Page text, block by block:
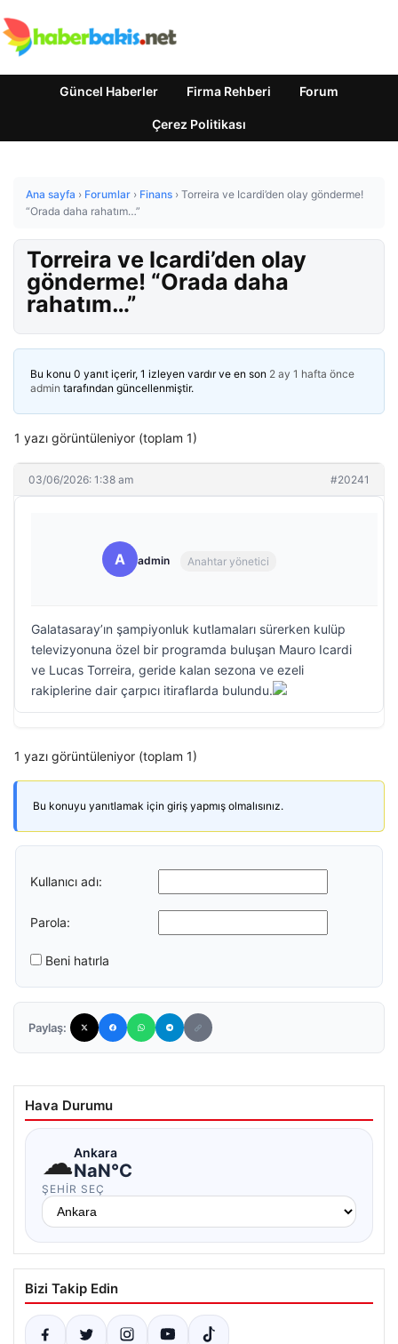
Güncel Haberler Firma Rehberi Forum
Çerez Politikası
Ana sayfa › Forumlar › Finans › Torreira ve Icardi’den olay gönderme!
“Orada daha rahatım…”
Torreira ve Icardi’den olay
gönderme! “Orada daha
rahatım…”
Bu konu 0 yanıt içerir, 1 izleyen vardır ve en son 2 ay 1 hafta önce
admin tarafından güncellenmiştir.
1 yazı görüntüleniyor (toplam 1)
03/06/2026: 1:38 am #20241
A admin Anahtar yönetici
Galatasaray’ın şampiyonluk kutlamaları sürerken kulüp
televizyonuna özel bir programda buluşan Mauro Icardi
ve Lucas Torreira, geride kalan sezona ve ezeli
rakiplerine dair çarpıcı itiraflarda bulundu.
1 yazı görüntüleniyor (toplam 1)
Bu konuyu yanıtlamak için giriş yapmış olmalısınız.
Kullanıcı adı:
Parola:
Beni hatırla
Paylaş:
Hava Durumu
☁Ankara
NaN°C
ŞEHIR SEÇ
Bizi Takip Edin